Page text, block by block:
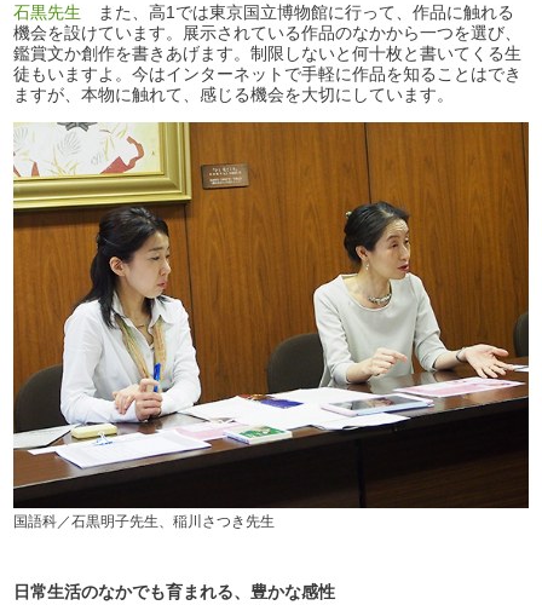
石黒先生 また、高1では東京国立博物館に行って、作品に触れる
機会を設けています。展示されている作品のなかから一つを選び、
鑑賞文か創作を書きあげます。制限しないと何十枚と書いてくる生
徒もいますよ。今はインターネットで手軽に作品を知ることはでき
ますが、本物に触れて、感じる機会を大切にしています。
国語科／石黒明子先生、稲川さつき先生
日常生活のなかでも育まれる、豊かな感性